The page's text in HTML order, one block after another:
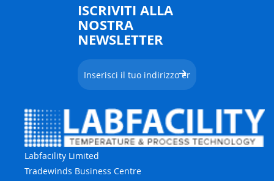
ISCRIVITI ALLA
NOSTRA
NEWSLETTER
Labfacility Limited
Tradewinds Business Centre